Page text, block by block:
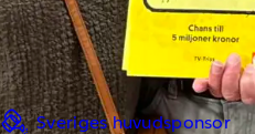
Sveriges huvudsponsor